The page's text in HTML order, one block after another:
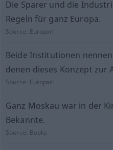
Die Sparer und die
Regeln für ganz Europa.
Source: Europarl
Beide Institutionen
denen dieses Konzept zur
Source: Europarl
Ganz Moskau war in der
Bekannte.
Source: Books